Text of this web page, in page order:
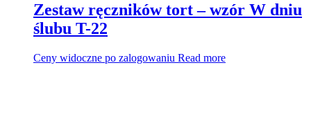
Zestaw ręczników tort – wzór W dniu
ślubu T-22
Ceny widoczne po zalogowaniu Read more